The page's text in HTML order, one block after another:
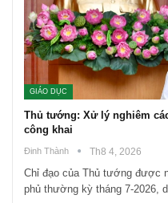
GIÁO DỤC
Thủ tướng: Xử lý nghiêm
công khai
Đinh Thành Th8 4, 2026
Chỉ đạo của Thủ tướng được
phủ thường kỳ tháng 7-2026,